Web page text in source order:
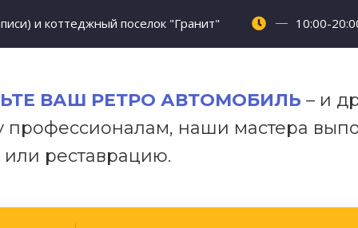
и коттеджный поселок "Гранит" 10:00-
ВАШ РЕТРО АВТОМОБИЛЬ – и
профессионалам, наши мастера
реставрацию.